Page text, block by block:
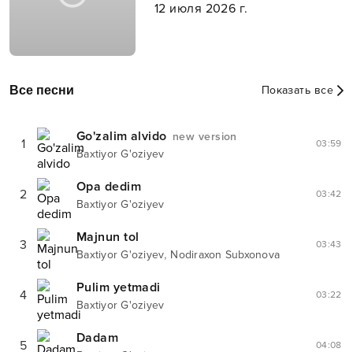
12 июля 2026 г.
Все песни Показать все
1 Go'zalim alvido new version
Baxtiyor G'oziyev
03:59
2 Opa dedim
Baxtiyor G'oziyev
03:42
3 Majnun tol
Baxtiyor G'oziyev, Nodiraxon Subxonova
03:43
4 Pulim yetmadi
Baxtiyor G'oziyev
03:22
5 Dadam 04:08